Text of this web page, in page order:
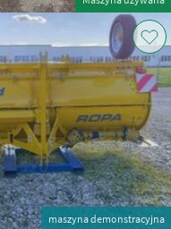
maszyna demonstracyjna